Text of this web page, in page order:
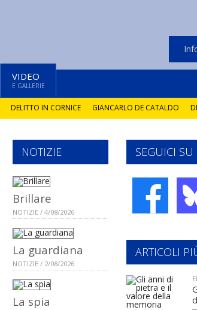
VIDEO
E GALLERIE
DELITTO IN CORNICE GIANCARLO DE CATALDO
SEGUICI SU
NOTIZIE
Brillare
NOTIZIE / 4/08/2026
La guardiana
NOTIZIE / 2/08/2026
La spia
ARTICOLI